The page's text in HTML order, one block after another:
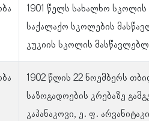
1901 წელს სახალხო სკოლის
საქალაქო სკოლების
კუკიის სკოლის
1902 წლის 22 ნოემბერს
საზოგადოების კრებაზე
კაპანაკოვი, ე. ფ.